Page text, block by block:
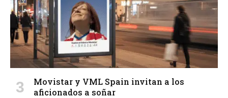
Movistar y VML Spain invitan a los
aficionados a soñar